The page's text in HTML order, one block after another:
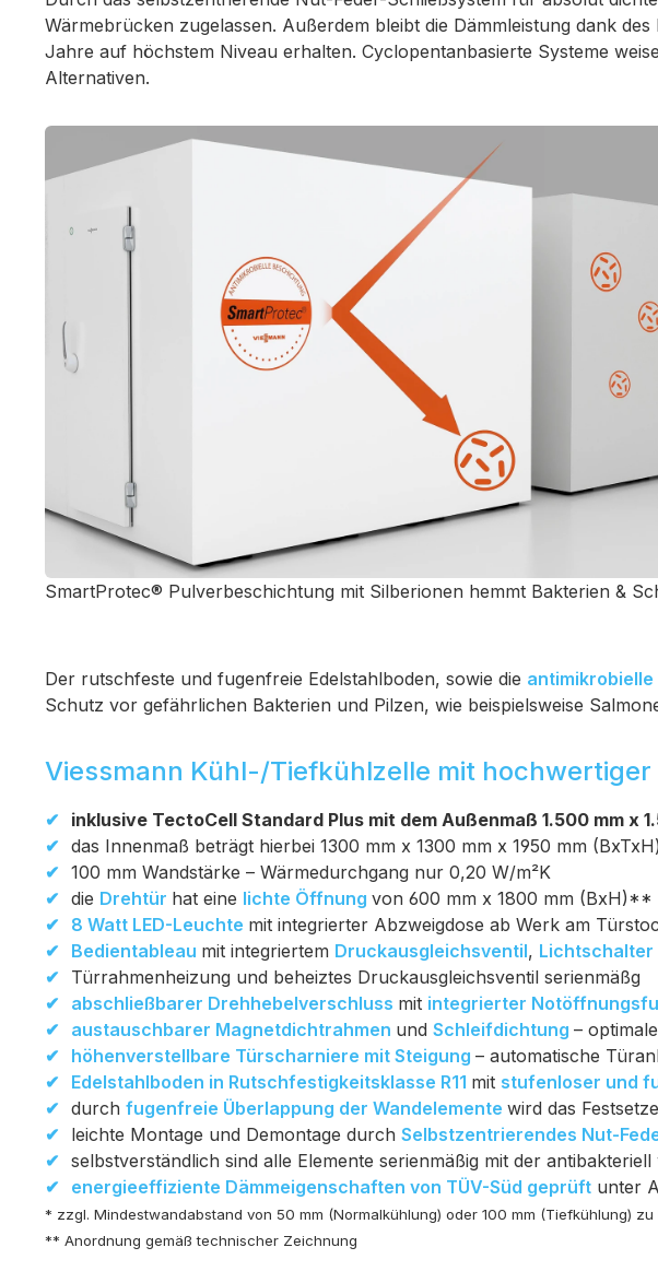
Wärmebrücken zugelassen. Außerdem bleibt die Dämmleistung dank
Jahre auf höchstem Niveau erhalten. Cyclopentanbasierte Systeme
Alternativen.
SmartProtec® Pulverbeschichtung mit Silberionen hemmt Bakterien &
Der rutschfeste und fugenfreie Edelstahlboden, sowie die
Schutz vor gefährlichen Bakterien und Pilzen, wie beispielsweise
Viessmann Kühl-/Tiefkühlzelle mit
inklusive TectoCell Standard Plus mit dem Außenmaß 1.500 mm x
das Innenmaß beträgt hierbei 1300 mm x 1300 mm x 1950 mm
100 mm Wandstärke – Wärmedurchgang nur 0,20 W/m²K
die Drehtür hat eine lichte Öffnung von 600 mm x 1800 mm (BxH)**
8 Watt LED-Leuchte mit integrierter Abzweigdose ab Werk am
Bedientableau mit integriertem Druckausgleichsventil, Lichtschalter
Türrahmenheizung und beheiztes Druckausgleichsventil serienmäßg
abschließbarer Drehhebelverschluss mit integrierter
austauschbarer Magnetdichtrahmen und Schleifdichtung –
höhenverstellbare Türscharniere mit Steigung – automatische
Edelstahlboden in Rutschfestigkeitsklasse R11 mit stufenloser und
durch fugenfreie Überlappung der Wandelemente wird das
leichte Montage und Demontage durch Selbstzentrierendes Nut-
selbstverständlich sind alle Elemente serienmäßig mit der
energieeffiziente Dämmeigenschaften von TÜV-Süd geprüft unter
* zzgl. Mindestwandabstand von 50 mm (Normalkühlung) oder 100 mm (Tiefkühlung)
** Anordnung gemäß technischer Zeichnung